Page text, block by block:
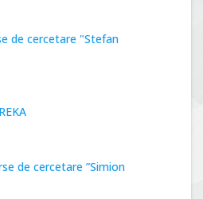
de cercetare "Stefan
de cercetare ”Simion